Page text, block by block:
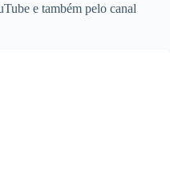
e também pelo canal